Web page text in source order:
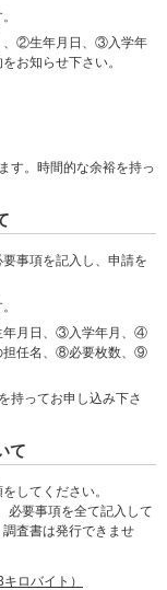
、②生年月日、③入学年
お知らせ下さい。
す。時間的な余裕を持っ
事項を記入し、申請を
年月日、③入学年月、④
担任名、⑧必要枚数、⑨
持ってお申し込み下さ
て
してください。
必要事項を全て記入して
査書は発行できませ
ロバイト）